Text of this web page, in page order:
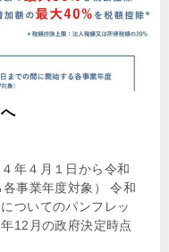
年４月１日から令和
事業年度対象） 令和
ついてのパンフレッ
12月の政府決定時点